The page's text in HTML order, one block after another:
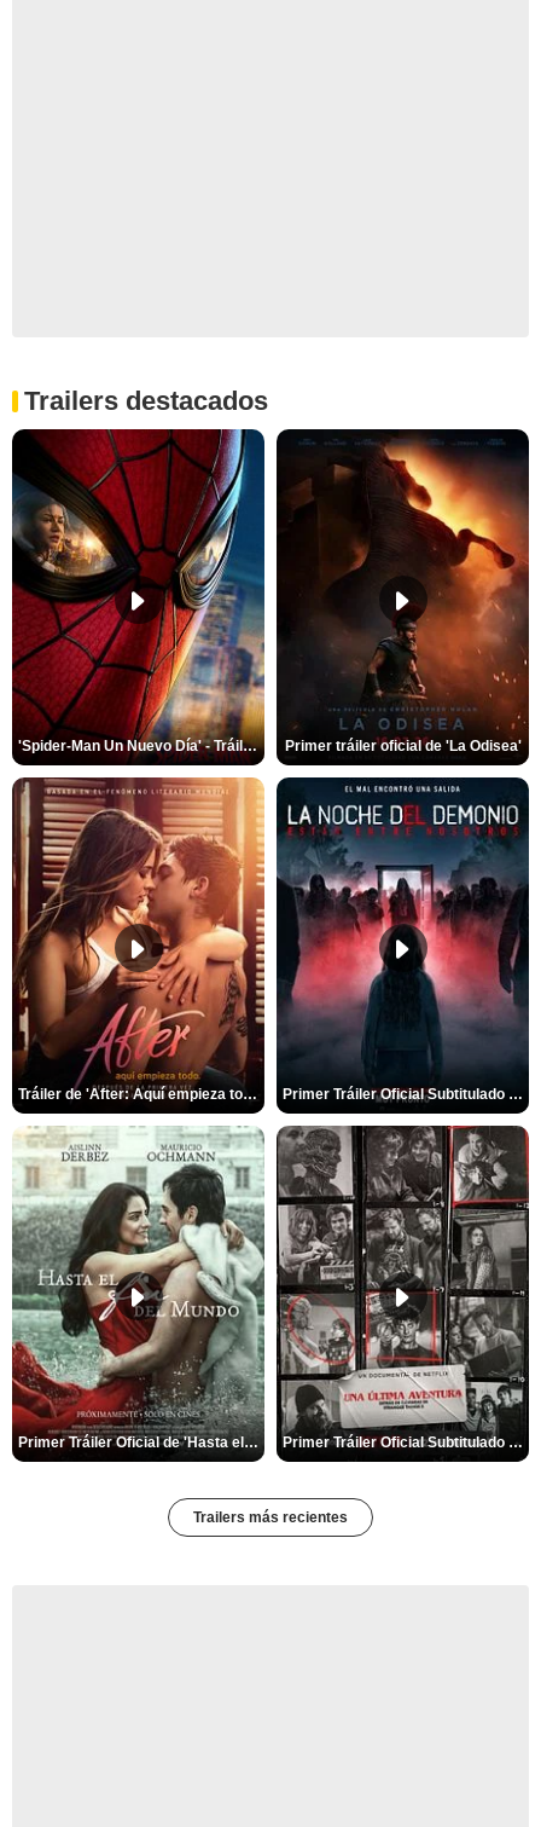
Trailers destacados
'Spider-Man Un Nuevo Día' - Tráiler oficial subtitulado Primer tráiler oficial de 'La Odisea'
Tráiler de 'After: Aquí empieza todo' Primer Tráiler Oficial Subtitulado de 'La Noche Del Demonio: Están Entre Nosotros'
Primer Tráiler Oficial de 'Hasta el fin del mundo' Primer Tráiler Oficial Subtitulado de 'Una última aventura: Detrás de cámaras de Stranger Things 5'
Trailers más recientes